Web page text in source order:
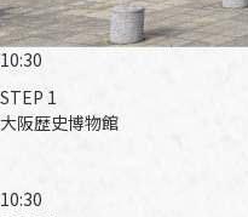
10:30
STEP 1
大阪歴史博物館
10:30